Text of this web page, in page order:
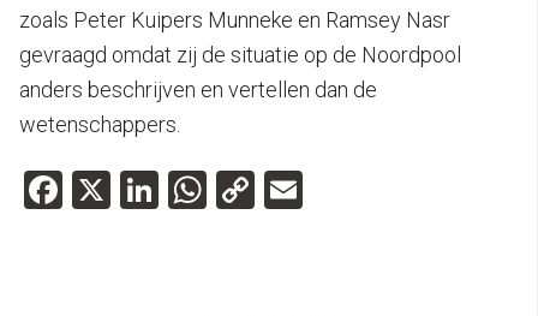
zoals Peter Kuipers Munneke en Ramsey Nasr
gevraagd omdat zij de situatie op de Noordpool
anders beschrijven en vertellen dan de
wetenschappers.
Facebook
X LinkedIn
WhatsApp
Copy